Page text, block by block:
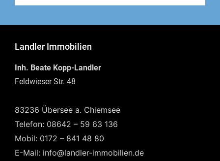
Landler Immobilien
Inh. Beate Kopp-Landler
Feldwieser Str. 48
83236 Übersee a. Chiemsee
Telefon: 08642 – 59 63 136
Mobil: 0172 – 841 48 80
E-Mail: info@landler-immobilien.de